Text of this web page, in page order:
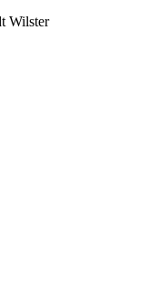
Wilster